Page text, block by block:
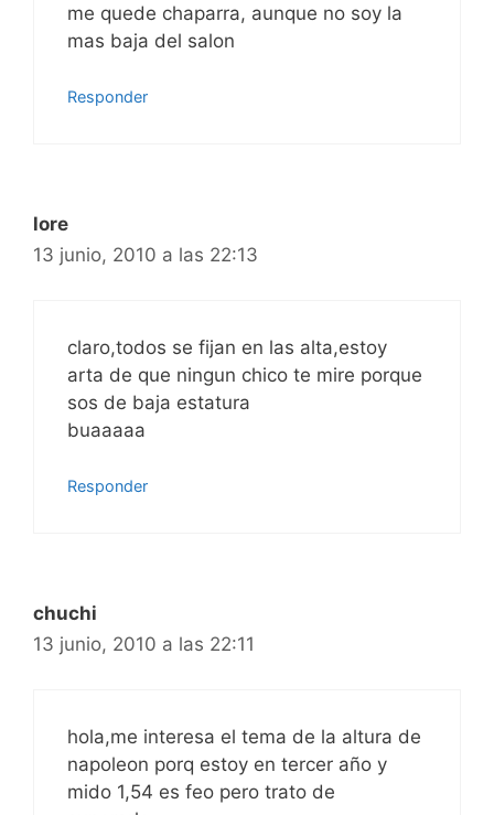
me quede chaparra, aunque no soy la
mas baja del salon
Responder
lore
13 junio, 2010 a las 22:13
claro,todos se fijan en las alta,estoy
arta de que ningun chico te mire porque
sos de baja estatura
buaaaaa
Responder
chuchi
13 junio, 2010 a las 22:11
hola,me interesa el tema de la altura de
napoleon porq estoy en tercer año y
mido 1,54 es feo pero trato de